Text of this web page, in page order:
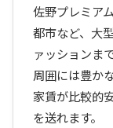
佐野プレミア
都市など、大
ァッションま
周囲には豊か
家賃が比較的
を送れます。